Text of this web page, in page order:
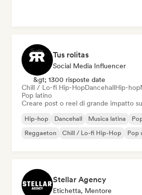
Tus rolitas
Social Media Influencer
&gt; 1300 risposte date
Chill / Lo-fi Hip-HopDancehallHip-hop
Pop latino
Creare post o reel di grande impatto
Hip-hop Dancehall Musica latina
Reggaeton
Chill / Lo-fi Hip-Hop Pop
Stellar Agency
Etichetta, Mentore